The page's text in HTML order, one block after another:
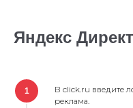
Яндекс Директ
1
В click.ru введите
реклама.